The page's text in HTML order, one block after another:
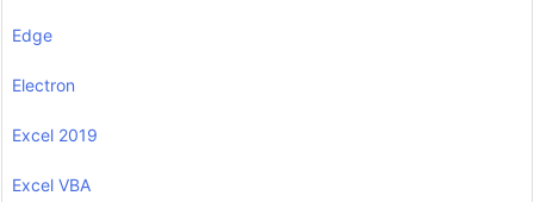
Edge
Electron
Excel 2019
Excel VBA